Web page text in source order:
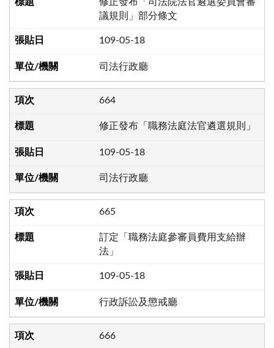
修正發布「司法院法官遴選委員會審
議規則」部分條文
109-05-18
司法行政廳
664
修正發布「職務法庭法官遴選規則」
109-05-18
司法行政廳
665
訂定「職務法庭參審員費用支給辦
法」
109-05-18
行政訴訟及懲戒廳
666